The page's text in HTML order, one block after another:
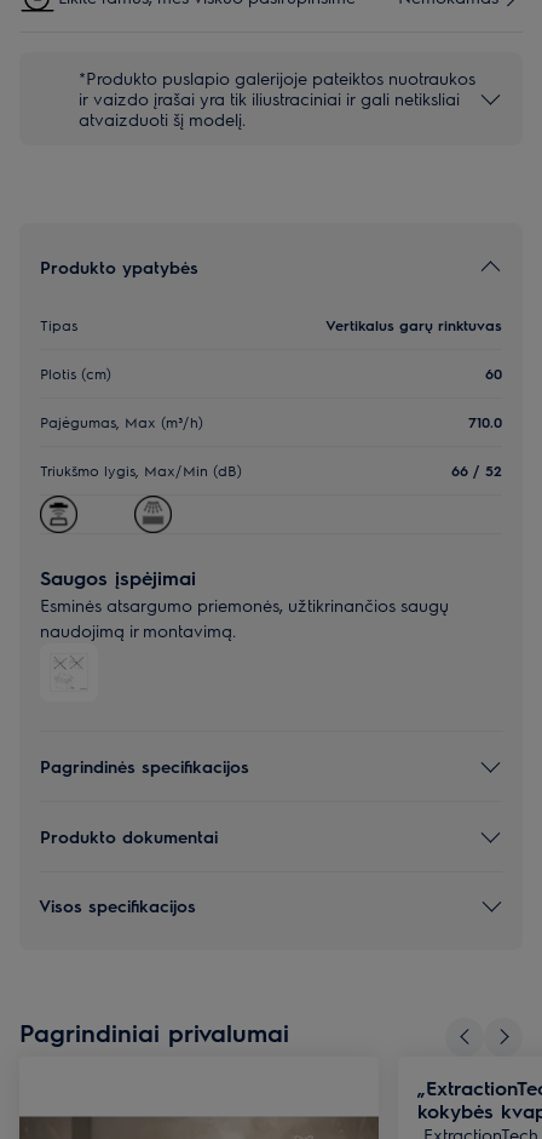
*Produkto puslapio galerijoje pateiktos nuotraukos
ir vaizdo įrašai yra tik iliustraciniai ir gali netiksliai
atvaizduoti šį modelį.
Produkto ypatybės
Tipas Vertikalus garų rinktuvas
Plotis (cm) 60
Pajėgumas, Max (m³/h) 710.0
Triukšmo lygis, Max/Min (dB) 66 / 52
Saugos įspėjimai
Esminės atsargumo priemonės, užtikrinančios saugų
naudojimą ir montavimą.
Pagrindinės specifikacijos
Produkto dokumentai
Visos specifikacijos
Pagrindiniai privalumai
kokybės